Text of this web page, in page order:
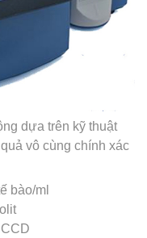
dựa trên kỹ thuật
vô cùng chính xác
bào/ml